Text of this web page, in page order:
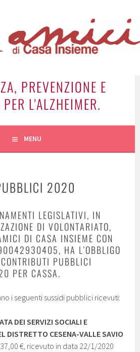
PREVENZIONE E
L'ALZHEIMER.
MENU
2020
LEGISLATIVI, IN
DI VOLONTARIATO,
DI CASA INSIEME CON
HA L’OBBLIGO
PUBBLICI
PER CASSA.
i seguenti sussidi pubblici ricevuti:
DEI SERVIZI SOCIALI E
DISTRETTO CESENA-VALLE SAVIO
€, ricevuto in data 22/1/2020